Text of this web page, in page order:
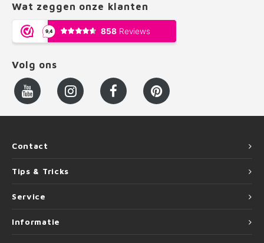
Wat zeggen onze klanten
Volg ons
Contact
Tips & Tricks
Service
Informatie